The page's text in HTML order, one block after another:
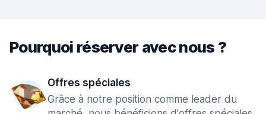
Pourquoi réserver avec nous ?
Offres spéciales
Grâce à notre position comme leader du